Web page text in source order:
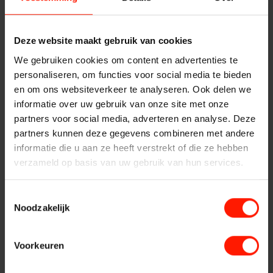
Deze website maakt gebruik van cookies
We gebruiken cookies om content en advertenties te
personaliseren, om functies voor social media te bieden
en om ons websiteverkeer te analyseren. Ook delen we
informatie over uw gebruik van onze site met onze
partners voor social media, adverteren en analyse. Deze
partners kunnen deze gegevens combineren met andere
informatie die u aan ze heeft verstrekt of die ze hebben
verzameld op basis van uw gebruik van hun services.
Noodzakelijk
Voorkeuren
Centers
Financiële
Instellingen
Openbare Orde &
Veiligheid
Verkeersleiding
Providers
Vervangende systemen
Systeemonderhoud
Implementatie
Services
Contact
Gespreksrichting (inkomend, uitgaand of intern)
Mitel Global Call ID
Opnemen en archiveren van
telefoongesprekken
Telefoongesprekken opnemen en veilig
opslaan
Storavox Mitel call recording verzorgt de opname van
telefoongesprekken. De opnames worden versleuteld
opgeslagen (AES 256 bit encryptie) in het call recording
archief en voorzien van een fingerprint (SHA-2) ter
bulk) van opname bestanden in open formaat (.wav of
.mp3) is mogelijk. Bijvoorbeeld om Storavox te gebruiken in